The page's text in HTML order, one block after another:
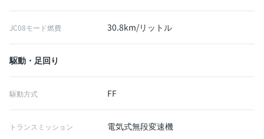
JC08モード燃費 30.8km/リットル
駆動・足回り
駆動方式 FF
トランスミッション 電気式無段変速機